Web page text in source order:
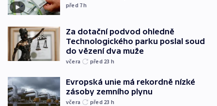
před 7h
Za dotační podvod ohledně
Technologického parku poslal soud
do vězení dva muže
včera před 23 h
Evropská unie má rekordně nízké
zásoby zemního plynu
včera před 23 h